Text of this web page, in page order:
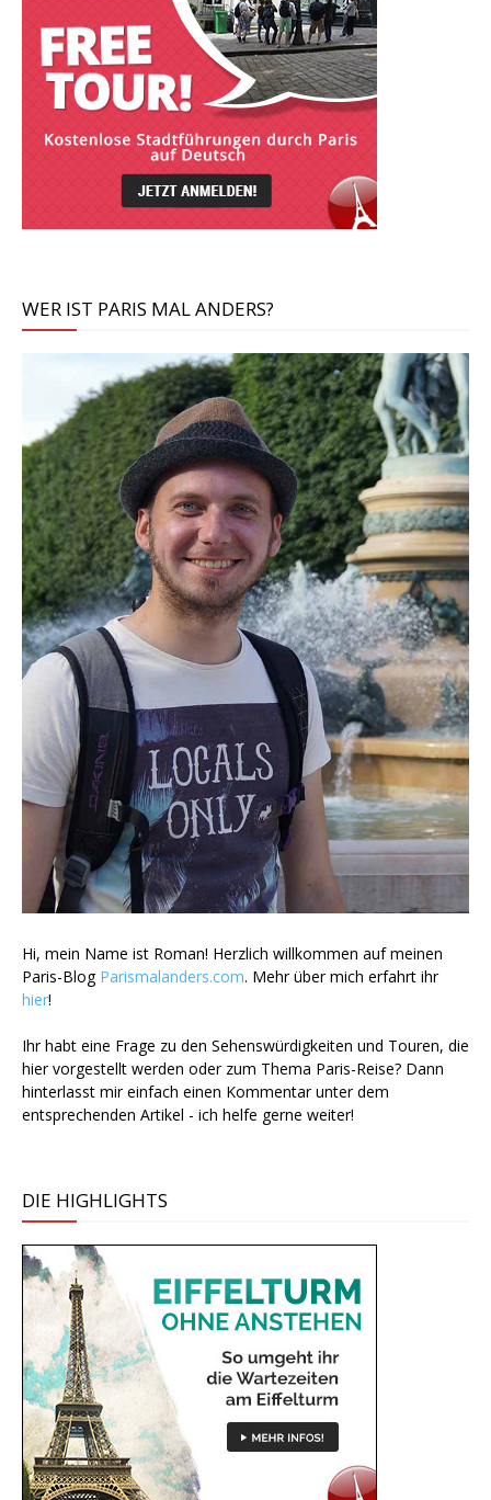
WER IST PARIS MAL ANDERS?
Hi, mein Name ist Roman! Herzlich willkommen auf meinen
Paris-Blog Parismalanders.com. Mehr über mich erfahrt ihr
hier!
Ihr habt eine Frage zu den Sehenswürdigkeiten und Touren, die
hier vorgestellt werden oder zum Thema Paris-Reise? Dann
hinterlasst mir einfach einen Kommentar unter dem
entsprechenden Artikel - ich helfe gerne weiter!
DIE HIGHLIGHTS